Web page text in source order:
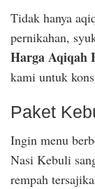
Tidak hanya
pernikahan,
Harga Aqiqah
kami untuk
Paket
Ingin menu
Nasi Kebuli
rempah